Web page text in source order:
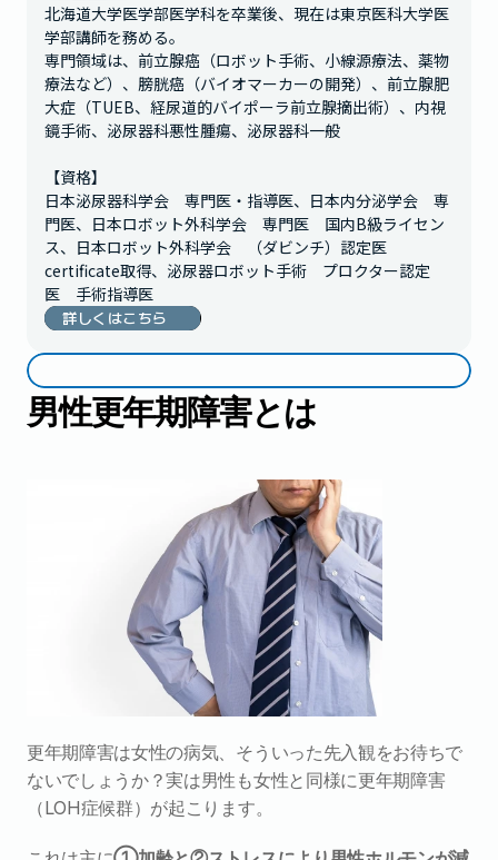
北海道大学医学部医学科を卒業後、現在は東京医科大学医
学部講師を務める。
専門領域は、前立腺癌（ロボット手術、小線源療法、薬物
療法など）、膀胱癌（バイオマーカーの開発）、前立腺肥
大症（TUEB、経尿道的バイポーラ前立腺摘出術）、内視
鏡手術、泌尿器科悪性腫瘍、泌尿器科一般
【資格】
日本泌尿器科学会　専門医・指導医、日本内分泌学会　専
門医、日本ロボット外科学会　専門医　国内B級ライセン
ス、日本ロボット外科学会　（ダビンチ）認定医
certificate取得、泌尿器ロボット手術　プロクター認定
医　手術指導医
詳しくはこちら
男性更年期障害とは
更年期障害は女性の病気、そういった先入観をお待ちで
ないでしょうか？実は男性も女性と同様に更年期障害
（LOH症候群）が起こります。